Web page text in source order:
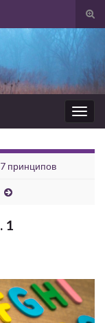
принципов
1